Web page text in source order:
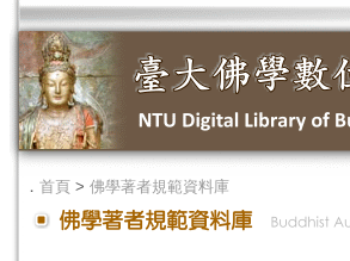
． 首頁 > 佛學著者規範資料庫